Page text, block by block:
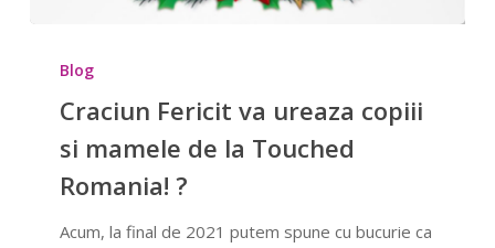
Fericit
ureaza
copiii
Blog
Craciun Fericit va ureaza copiii
si mamele de la Touched
Romania! ?
Acum, la final de 2021 putem spune cu bucurie ca